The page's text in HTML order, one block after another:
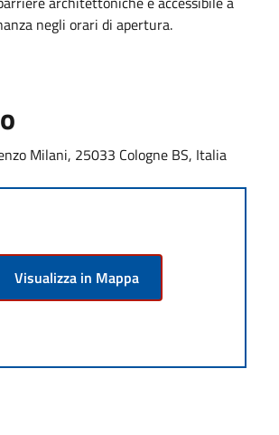
negli orari di apertura.
Milani, 25033 Cologne BS, Italia
Visualizza in Mappa